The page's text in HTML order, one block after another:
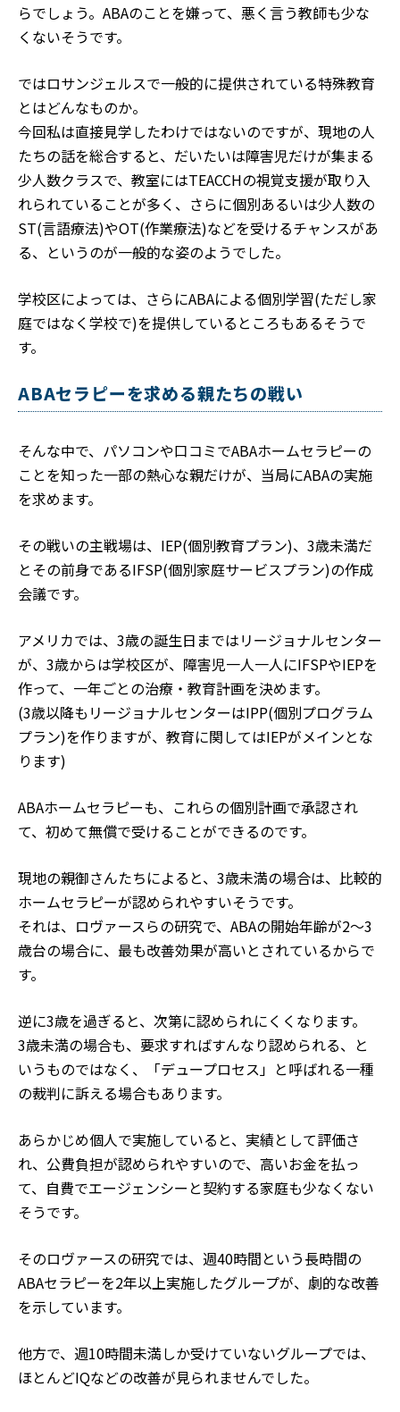
らでしょう。ABAのことを嫌って、悪く言う教師も少な
くないそうです。
ではロサンジェルスで一般的に提供されている特殊教育
とはどんなものか。
今回私は直接見学したわけではないのですが、現地の人
たちの話を総合すると、だいたいは障害児だけが集まる
少人数クラスで、教室にはTEACCHの視覚支援が取り入
れられていることが多く、さらに個別あるいは少人数の
ST(言語療法)やOT(作業療法)などを受けるチャンスがあ
る、というのが一般的な姿のようでした。
学校区によっては、さらにABAによる個別学習(ただし家
庭ではなく学校で)を提供しているところもあるそうで
す。
ABAセラピーを求める親たちの戦い
そんな中で、パソコンや口コミでABAホームセラピーの
ことを知った一部の熱心な親だけが、当局にABAの実施
を求めます。
その戦いの主戦場は、IEP(個別教育プラン)、3歳未満だ
とその前身であるIFSP(個別家庭サービスプラン)の作成
会議です。
アメリカでは、3歳の誕生日まではリージョナルセンター
が、3歳からは学校区が、障害児一人一人にIFSPやIEPを
作って、一年ごとの治療・教育計画を決めます。
(3歳以降もリージョナルセンターはIPP(個別プログラム
プラン)を作りますが、教育に関してはIEPがメインとな
ります)
ABAホームセラピーも、これらの個別計画で承認され
て、初めて無償で受けることができるのです。
現地の親御さんたちによると、3歳未満の場合は、比較的
ホームセラピーが認められやすいそうです。
それは、ロヴァースらの研究で、ABAの開始年齢が2～3
歳台の場合に、最も改善効果が高いとされているからで
す。
逆に3歳を過ぎると、次第に認められにくくなります。
3歳未満の場合も、要求すればすんなり認められる、と
いうものではなく、「デュープロセス」と呼ばれる一種
の裁判に訴える場合もあります。
あらかじめ個人で実施していると、実績として評価さ
れ、公費負担が認められやすいので、高いお金を払っ
て、自費でエージェンシーと契約する家庭も少なくない
そうです。
そのロヴァースの研究では、週40時間という長時間の
ABAセラピーを2年以上実施したグループが、劇的な改善
を示しています。
他方で、週10時間未満しか受けていないグループでは、
ほとんどIQなどの改善が見られませんでした。